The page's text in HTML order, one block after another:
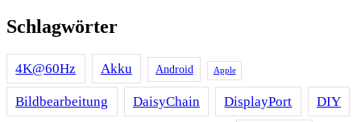
Schlagwörter
4K@60Hz Akku Android Apple
Bildbearbeitung DaisyChain DisplayPort DIY